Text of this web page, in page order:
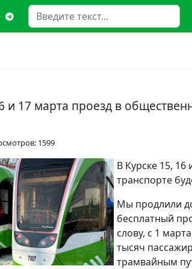
Поиск
Type 2 or more
и 17 марта проезд в
1599
В Курске 15,
транспорте
Мы продлили
бесплатный
слову, с 1
тысяч
трамвайным